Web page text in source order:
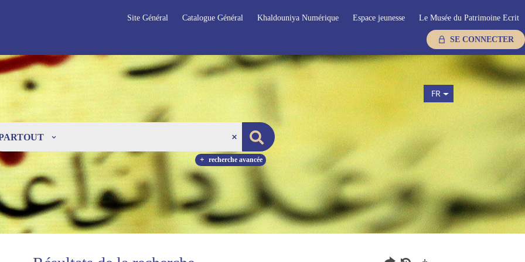
Site Général Catalogue Général Khaldouniya Numérique Espace jeunesse Le Musée du Patrimoine Ecrit
SE CONNECTER
recherche avancée
FR